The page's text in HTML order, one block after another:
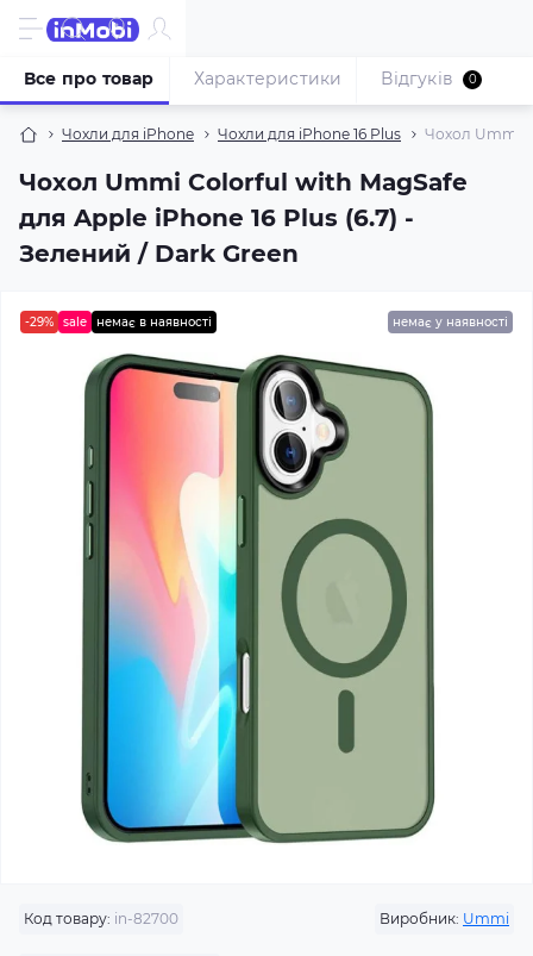
Чохли для iPhone Чохли для iPhone 16 Plus Чохол Ummi
Чохол Ummi Colorful with MagSafe
для Apple iPhone 16 Plus (6.7) -
Зелений / Dark Green
Все про товар Характеристики Відгуків 0
-29% sale немає в наявності немає у наявності
Код товару: in-82700 Виробник: Ummi